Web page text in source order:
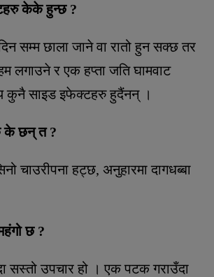
केके हुन्छ ?
सम्म छाला जाने वा रातो हुन सक्छ तर
लगाउने र एक हप्ता जति घामवाट
कुनै साइड इफेक्टहरु हुदैंनन् ।
के छन् त ?
चाउरीपना हट्छ, अनुहारमा दागधब्बा
छ ?
सस्तो उपचार हो । एक पटक गराउँदा